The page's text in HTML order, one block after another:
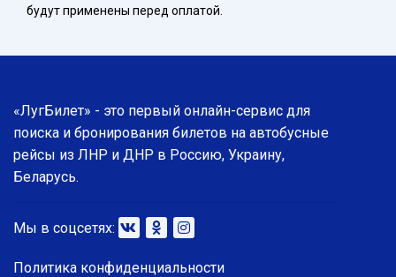
будут применены перед оплатой.
«ЛугБилет» - это первый онлайн-сервис для
поиска и бронирования билетов на автобусные
рейсы из ЛНР и ДНР в Россию, Украину,
Беларусь.
Мы в соцсетях:
Политика конфиденциальности